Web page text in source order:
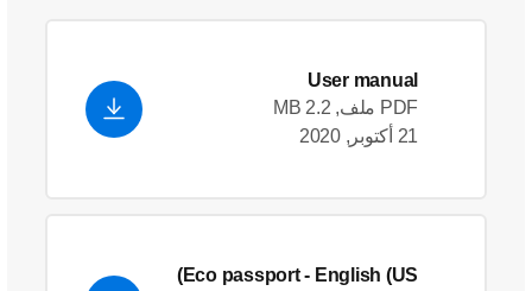
User manual
PDF ملف, 2.2 MB
21 أكتوبر, 2020
Eco passport - English (US)